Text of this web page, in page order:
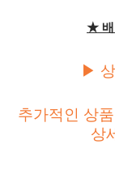
★ 배
▶
추가적인 상
상